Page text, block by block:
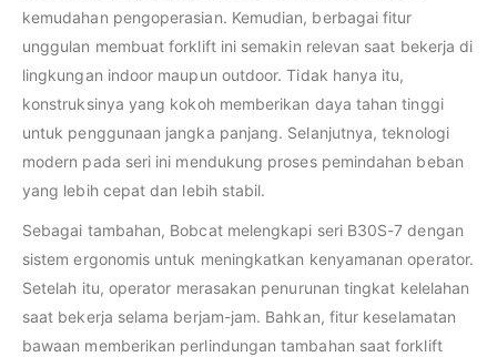
kemudahan pengoperasian. Kemudian, berbagai fitur
unggulan membuat forklift ini semakin relevan saat bekerja di
lingkungan indoor maupun outdoor. Tidak hanya itu,
konstruksinya yang kokoh memberikan daya tahan tinggi
untuk penggunaan jangka panjang. Selanjutnya, teknologi
modern pada seri ini mendukung proses pemindahan beban
yang lebih cepat dan lebih stabil.
Sebagai tambahan, Bobcat melengkapi seri B30S-7 dengan
sistem ergonomis untuk meningkatkan kenyamanan operator.
Setelah itu, operator merasakan penurunan tingkat kelelahan
saat bekerja selama berjam-jam. Bahkan, fitur keselamatan
bawaan memberikan perlindungan tambahan saat forklift